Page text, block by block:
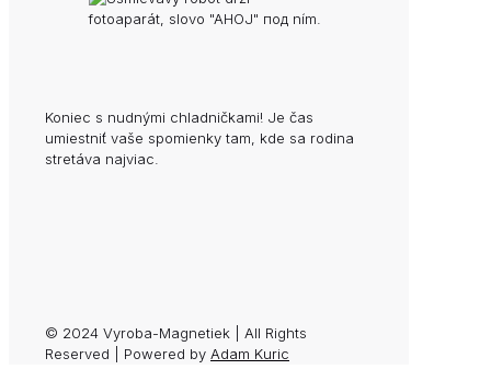
Koniec s nudnými chladničkami! Je čas
umiestniť vaše spomienky tam, kde sa rodina
stretáva najviac.
© 2024 Vyroba-Magnetiek | All Rights
Reserved | Powered by Adam Kuric